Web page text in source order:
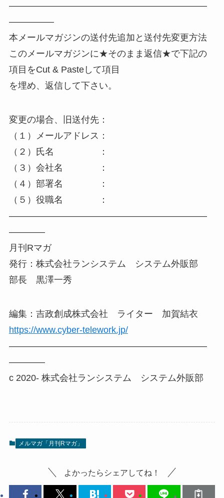
——————————————————————
—————
本メールマガジンの送付先追加と送付先変更方法
このメールマガジンに★そのまま返信★で下記の
項目をCut & Pasteして項目
を埋め、返信して下さい。
変更の場合、旧送付先：
（１）メールアドレス：
（２）氏名 ：
（３）会社名 ：
（４）部署名 ：
（５）役職名 ：
——————————————————————
————
月刊Rマガ
発行：株式会社ランシステム システム外販部
部長 黒澤一秀
編集：吉政創成株式会社 ライター 加賀結衣
https://www.cyber-telework.jp/
——————————————————————
————
c 2020- 株式会社ランシステム システム外販部
メルマガ「月刊Rマガ」
よかったらシェアしてね！